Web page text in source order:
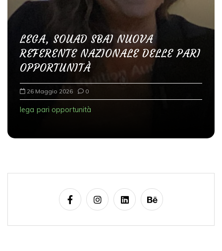
r
LEGA, SOUAD SBAI NUOVA
REFERENTE NAZIONALE DELLE PARI
OPPORTUNITÀ
26 Maggio 2026 0
lega pari opportunità